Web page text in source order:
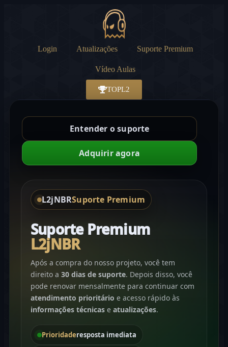
Login Atualizações Suporte Premium
Vídeo Aulas
TOPL2
Entender o suporte
Adquirir agora
L2jNBRSuporte Premium
Suporte Premium
L2jNBR
Após a compra do nosso projeto, você tem
direito a 30 dias de suporte. Depois disso, você
pode renovar mensalmente para continuar com
atendimento prioritário e acesso rápido às
informações técnicas e atualizações.
Prioridaderesposta imediata